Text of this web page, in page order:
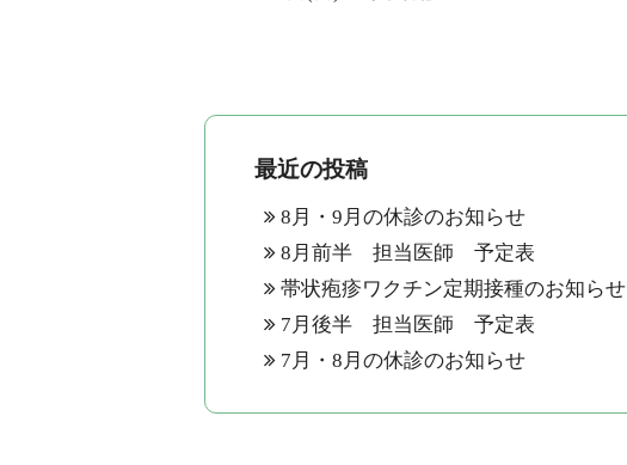
最近の投稿
8月・9月の休診のお知らせ
8月前半 担当医師 予定表
帯状疱疹ワクチン定期接種のお知らせ
7月後半 担当医師 予定表
7月・8月の休診のお知らせ